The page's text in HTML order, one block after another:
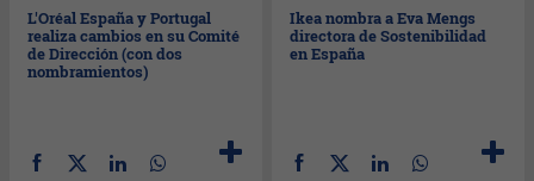
L'Oréal España y Portugal
realiza cambios en su Comité
de Dirección (con dos
nombramientos)
Ikea nombra a Eva Mengs
directora de Sostenibilidad
en España